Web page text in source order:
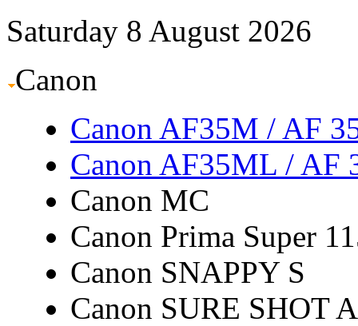
Saturday 8 August 2026
Canon
Canon AF35M / AF
Canon AF35ML / AF
Canon MC
Canon Prima Super
Canon SNAPPY S
Canon SURE SHOT